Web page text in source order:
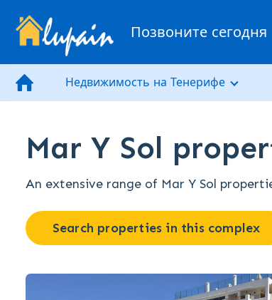
Позвоните сегодня
Недвижимость на Тенерифе
Mar Y Sol
An extensive range of Mar Y Sol
Search properties in this complex